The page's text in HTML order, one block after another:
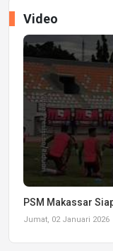
Video
PSM Makassar
Jumat, 02 Januari 2026